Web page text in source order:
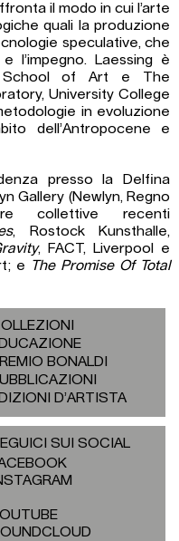
il modo in cui l’arte
quali la produzione
speculative, che
l’impegno. Laessing è
School of Art e The
University College
in evoluzione
dell’Antropocene e
presso la Delfina
Gallery (Newlyn, Regno
collettive recenti
, Rostock Kunsthalle,
, FACT, Liverpool e
e The Promise Of Total
BONALDI
D’ARTISTA
SUI SOCIAL